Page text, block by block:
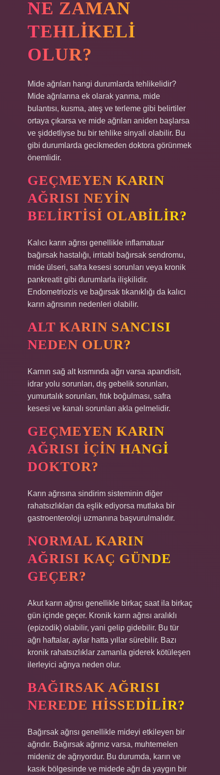
NE ZAMAN
TEHLIKELI
OLUR?
Mide ağrıları hangi durumlarda tehlikelidir?
Mide ağrılarına ek olarak yanma, mide
bulantısı, kusma, ateş ve terleme gibi belirtiler
ortaya çıkarsa ve mide ağrıları aniden başlarsa
ve şiddetliyse bu bir tehlike sinyali olabilir. Bu
gibi durumlarda gecikmeden doktora görünmek
önemlidir.
GEÇMEYEN KARIN
AĞRISI NEYIN
BELIRTISI OLABILIR?
Kalıcı karın ağrısı genellikle inflamatuar
bağırsak hastalığı, irritabl bağırsak sendromu,
mide ülseri, safra kesesi sorunları veya kronik
pankreatit gibi durumlarla ilişkilidir.
Endometriozis ve bağırsak tıkanıklığı da kalıcı
karın ağrısının nedenleri olabilir.
ALT KARIN SANCISI
NEDEN OLUR?
Karnın sağ alt kısmında ağrı varsa apandisit,
idrar yolu sorunları, dış gebelik sorunları,
yumurtalık sorunları, fıtık boğulması, safra
kesesi ve kanalı sorunları akla gelmelidir.
GEÇMEYEN KARIN
AĞRISI IÇIN HANGI
DOKTOR?
Karın ağrısına sindirim sisteminin diğer
rahatsızlıkları da eşlik ediyorsa mutlaka bir
gastroenteroloji uzmanına başvurulmalıdır.
NORMAL KARIN
AĞRISI KAÇ GÜNDE
GEÇER?
Akut karın ağrısı genellikle birkaç saat ila birkaç
gün içinde geçer. Kronik karın ağrısı aralıklı
(epizodik) olabilir, yani gelip gidebilir. Bu tür
ağrı haftalar, aylar hatta yıllar sürebilir. Bazı
kronik rahatsızlıklar zamanla giderek kötüleşen
ilerleyici ağrıya neden olur.
BAĞIRSAK AĞRISI
NEREDE HISSEDILIR?
Bağırsak ağrısı genellikle mideyi etkileyen bir
ağrıdır. Bağırsak ağrınız varsa, muhtemelen
mideniz de ağrıyordur. Bu durumda, karın ve
kasık bölgesinde ve midede ağrı da yaygın bir